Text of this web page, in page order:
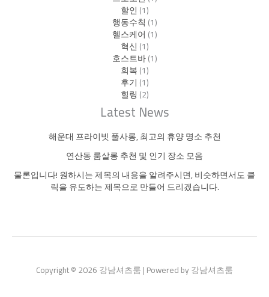
할인(1)
행동수칙 (1)
헬스케어 (1)
혁신(1)
호스트바(1)
회복(1)
후기 (1)
힐링 (2)
Latest News
해운대 프라이빗 풀사롱, 최고의 휴양 명소 추천
연산동 룸살롱 추천 및 인기 장소 모음
물론입니다! 원하시는 제목의 내용을 알려주시면, 비슷하면서도 클
릭을 유도하는 제목으로 만들어 드리겠습니다.
Copyright © 2026 강남셔츠룸 | Powered by 강남셔츠룸